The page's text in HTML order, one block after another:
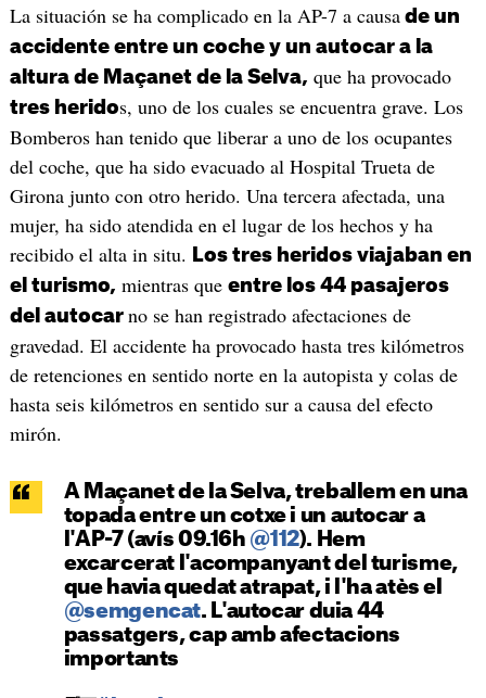
La situación se ha complicado en la AP-7 a causade un
accidente entre un coche y un autocar a la
altura de Maçanet de la Selva, que ha provocado
tres heridos, uno de los cuales se encuentra grave. Los
Bomberos han tenido que liberar a uno de los ocupantes
del coche, que ha sido evacuado al Hospital Trueta de
Girona junto con otro herido. Una tercera afectada, una
mujer, ha sido atendida en el lugar de los hechos y ha
recibido el alta in situ.
Los tres heridos viajaban en
el turismo, mientras que entre los 44 pasajeros
del autocar no se han registrado afectaciones de
gravedad. El accidente ha provocado hasta tres kilómetros
de retenciones en sentido norte en la autopista y colas de
hasta seis kilómetros en sentido sur a causa del efecto
mirón.
A Maçanet de la Selva, treballem en una
topada entre un cotxe i un autocar a
l'AP-7 (avís 09.16h @112). Hem
excarcerat l'acompanyant del turisme,
que havia quedat atrapat, i l'ha atès el
@semgencat. L'autocar duia 44
passatgers, cap amb afectacions
importants